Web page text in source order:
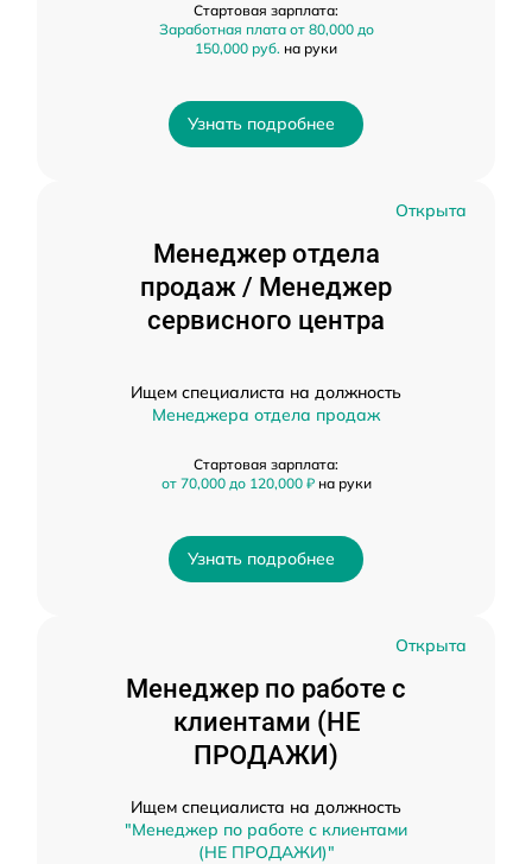
Стартовая зарплата:
Заработная плата от 80,000 до
150,000 руб. на руки
Узнать подробнее
Открыта
Менеджер отдела
продаж / Менеджер
сервисного центра
Ищем специалиста на должность
Менеджера отдела продаж
Стартовая зарплата:
от 70,000 до 120,000 ₽ на руки
Узнать подробнее
Открыта
Менеджер по работе с
клиентами (НЕ
ПРОДАЖИ)
Ищем специалиста на должность
"Менеджер по работе с клиентами
(НЕ ПРОДАЖИ)"